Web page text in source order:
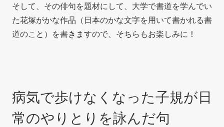
そして、その俳句を題材にして、大学で書道を学んでい
た花塚がかな作品（日本のかな文字を用いて書かれる書
道のこと）を書きますので、そちらもお楽しみに！
病気で歩けなくなった子規が日
常のやりとりを詠んだ句